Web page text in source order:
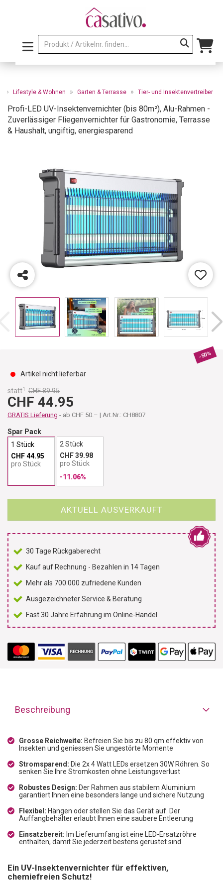
» Lifestyle & Wohnen » Garten & Terrasse » Tier- und Insektenvertreiber
Profi-LED UV-Insektenvernichter (bis 80m²), Alu-Rahmen -
Zuverlässiger Fliegenvernichter für Gastronomie, Terrasse
& Haushalt, ungiftig, energiesparend
-50%
Artikel nicht lieferbar
statt1 CHF 89.95
CHF 44.95
GRATIS Lieferung - ab CHF 50.– | Art.Nr.: CH8807
Spar Pack
1 Stück
CHF 44.95
pro Stück
2 Stück
CHF 39.98
pro Stück
-11.06%
AKTUELL AUSVERKAUFT
30 Tage Rückgaberecht
Kauf auf Rechnung - Bezahlen in 14 Tagen
Mehr als 700.000 zufriedene Kunden
Ausgezeichneter Service & Beratung
Fast 30 Jahre Erfahrung im Online-Handel
Beschreibung
Grosse Reichweite: Befreien Sie bis zu 80 qm effektiv von
Insekten und geniessen Sie ungestörte Momente
Stromsparend: Die 2x 4 Watt LEDs ersetzen 30W Röhren. So
senken Sie Ihre Stromkosten ohne Leistungsverlust
Robustes Design: Der Rahmen aus stabilem Aluminium
garantiert Ihnen eine besonders lange und sichere Nutzung
Flexibel: Hängen oder stellen Sie das Gerät auf. Der
Auffangbehälter erlaubt Ihnen eine saubere Entleerung
Einsatzbereit: Im Lieferumfang ist eine LED-Ersatzröhre
enthalten, damit Sie jederzeit bestens gerüstet sind
Ein UV-Insektenvernichter für effektiven,
chemiefreien Schutz!